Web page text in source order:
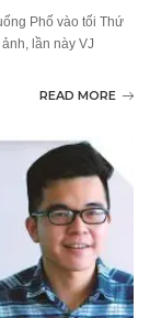
Phố vào tối Thứ
lần này VJ
READ MORE